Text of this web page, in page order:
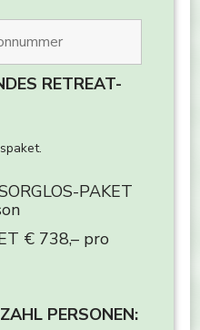
RETREAT-
PAKET
€ 738,– pro
PERSONEN: